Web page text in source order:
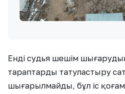
Енді судья шешім
тараптарды татуластыру
шығарылмайды, бұл іс